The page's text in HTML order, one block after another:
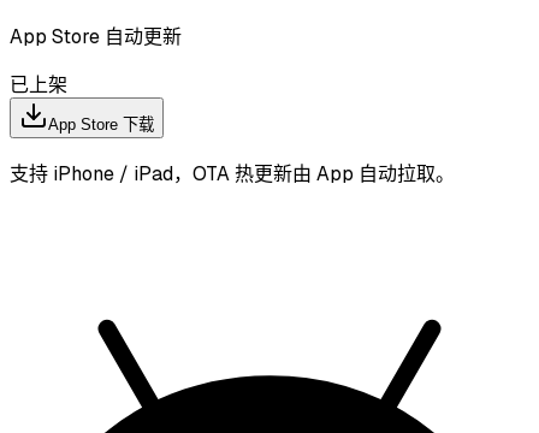
App Store 自动更新
已上架
App Store 下载
支持 iPhone / iPad，OTA 热更新由 App 自动拉取。